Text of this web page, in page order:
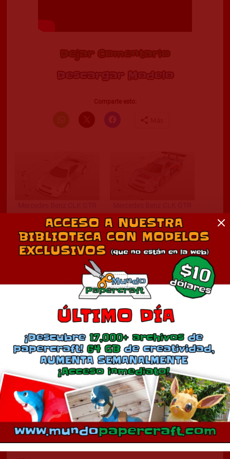
Dejar Comentario
Descargar Modelo
Comparte esto:
octubre 21, 2023
En «Autos»
Racing
agosto 16, 2023
En «Autos»
2000 Mercedes-Benz MB
Sprinter
diciembre 14, 2015
En «Autos»
Comentarios